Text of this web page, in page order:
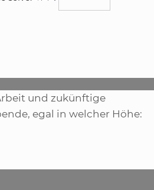
und zukünftige
egal in welcher Höhe: